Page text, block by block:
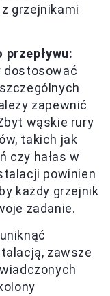
grzejnikami
przepływu:
dostosować
zapewnić
wąskie rury
takich jak
czy hałas w
powinien
każdy grzejnik
zadanie.
zawsze